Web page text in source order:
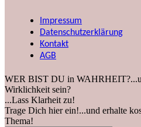
Impressum
Datenschutzerklärung
Kontakt
AGB
WER BIST DU in
Wirklichkeit sein?
...Lass Klarheit zu!
Trage Dich hier ein!...und erhalte
Thema!